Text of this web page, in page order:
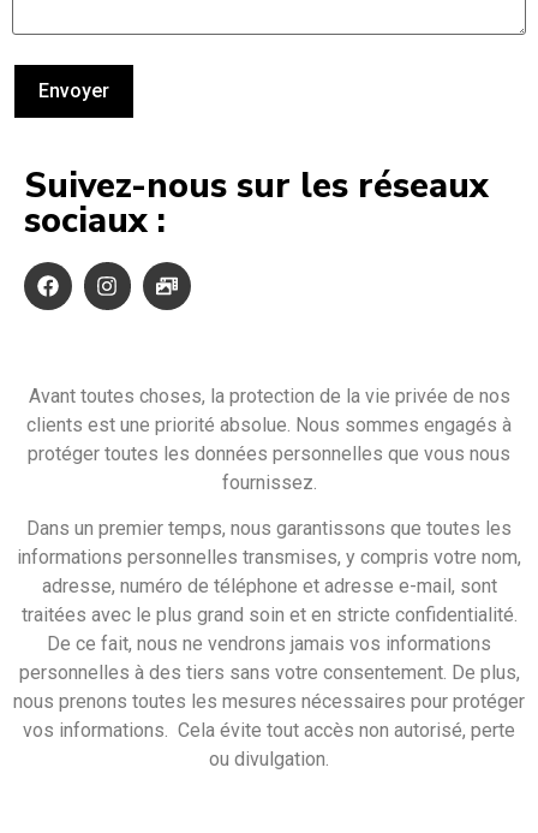
Suivez-nous sur les réseaux
sociaux :
Avant toutes choses, la protection de la vie privée de nos
clients est une priorité absolue. Nous sommes engagés à
protéger toutes les données personnelles que vous nous
fournissez.
Dans un premier temps, nous garantissons que toutes les
informations personnelles transmises, y compris votre nom,
adresse, numéro de téléphone et adresse e-mail, sont
traitées avec le plus grand soin et en stricte confidentialité.
De ce fait, nous ne vendrons jamais vos informations
personnelles à des tiers sans votre consentement. De plus,
nous prenons toutes les mesures nécessaires pour protéger
vos informations. Cela évite tout accès non autorisé, perte
ou divulgation.